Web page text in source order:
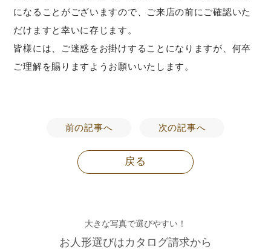
になることがございますので、ご来店の前にご確認いた
だけますと幸いに存じます。
皆様には、ご迷惑をお掛けすることになりますが、何卒
ご理解を賜りますようお願いいたします。
前の記事へ 次の記事へ
戻る
大きな写真で選びやすい！
お人形選びはカタログ請求から